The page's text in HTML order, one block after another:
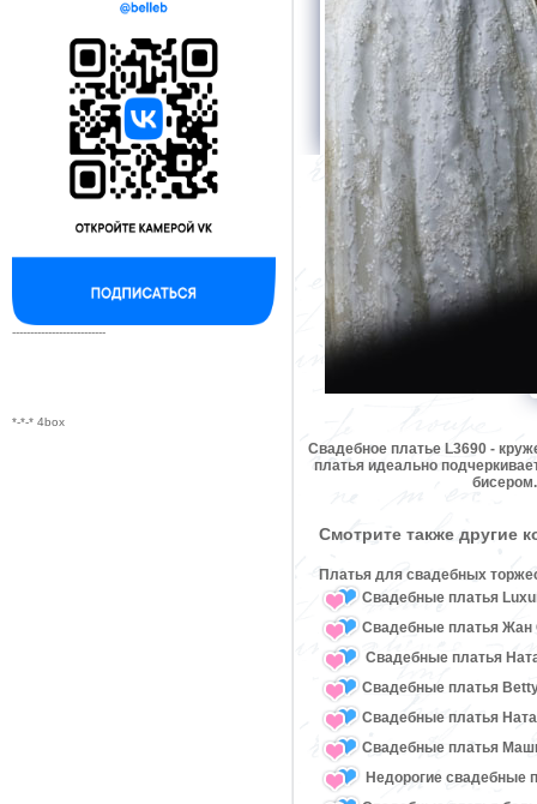
--------------------------
*-*-* 4box
Свадебное платье L3690 -
платья идеально
Смотрите также другие
Платья для свадебных
Свадебные платья
Свадебные платья Жан
Свадебные платья
Свадебные платья
Свадебные платья
Свадебные платья
Недорогие свадебные